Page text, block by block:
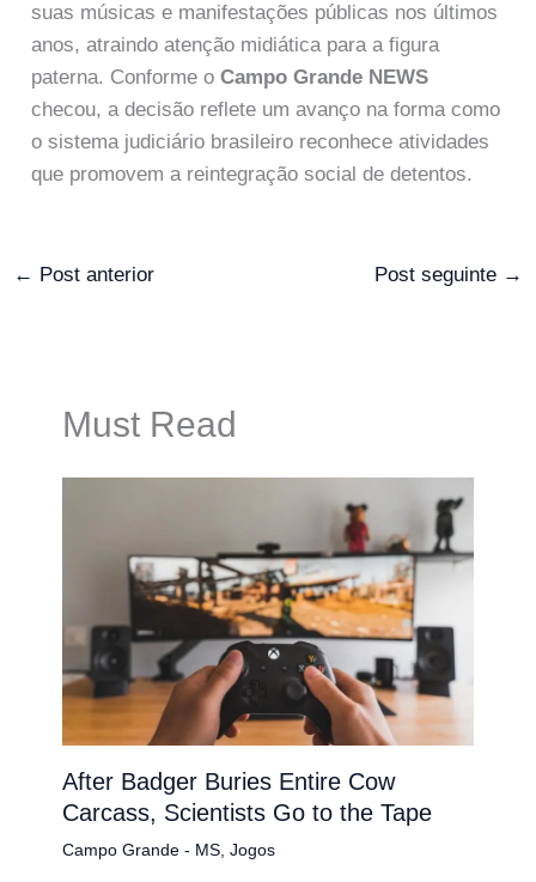
suas músicas e manifestações públicas nos últimos
anos, atraindo atenção midiática para a figura
paterna. Conforme oCampo Grande NEWS
checou, a decisão reflete um avanço na forma como
o sistema judiciário brasileiro reconhece atividades
que promovem a reintegração social de detentos.
← Post anterior Post seguinte →
Must Read
After Badger Buries Entire Cow
Carcass, Scientists Go to the Tape
Campo Grande - MS, Jogos